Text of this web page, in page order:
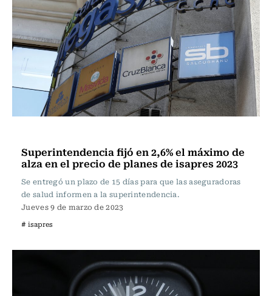
Superintendencia fijó en 2,6% el máximo de
alza en el precio de planes de isapres 2023
Se entregó un plazo de 15 días para que las aseguradoras
de salud informen a la superintendencia.
Jueves 9 de marzo de 2023
# isapres